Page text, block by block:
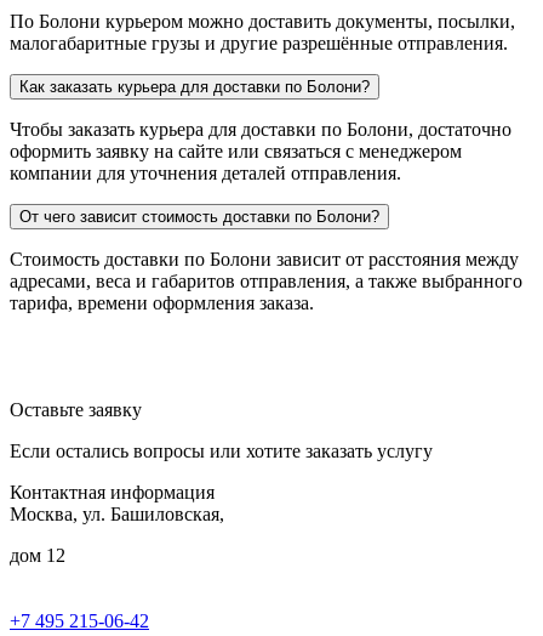
По Болони курьером можно доставить документы, посылки,
малогабаритные грузы и другие разрешённые отправления.
Как заказать курьера для доставки по Болони?
Чтобы заказать курьера для доставки по Болони, достаточно
оформить заявку на сайте или связаться с менеджером
компании для уточнения деталей отправления.
От чего зависит стоимость доставки по Болони?
Стоимость доставки по Болони зависит от расстояния между
адресами, веса и габаритов отправления, а также выбранного
тарифа, времени оформления заказа.
Оставьте заявку
Если остались вопросы или хотите заказать услугу
Контактная информация
Москва, ул. Башиловская,
дом 12
+7 495 215-06-42